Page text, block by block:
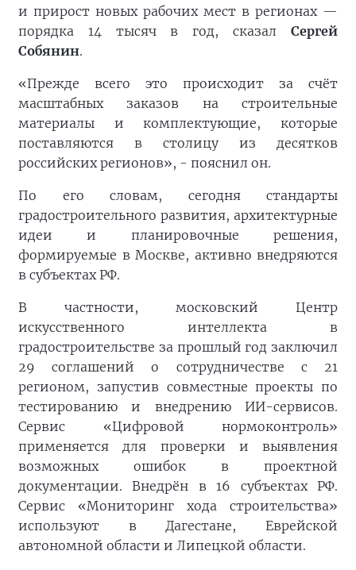
и прирост новых рабочих мест в регионах —
порядка 14 тысяч в год, сказал Сергей
Собянин.
«Прежде всего это происходит за счёт
масштабных заказов на строительные
материалы и комплектующие, которые
поставляются в столицу из десятков
российских регионов», - пояснил он.
По его словам, сегодня стандарты
градостроительного развития, архитектурные
идеи и планировочные решения,
формируемые в Москве, активно внедряются
в субъектах РФ.
В частности, московский Центр
искусственного интеллекта в
градостроительстве за прошлый год заключил
29 соглашений о сотрудничестве с 21
регионом, запустив совместные проекты по
тестированию и внедрению ИИ-сервисов.
Сервис «Цифровой нормоконтроль»
применяется для проверки и выявления
возможных ошибок в проектной
документации. Внедрён в 16 субъектах РФ.
Сервис «Мониторинг хода строительства»
используют в Дагестане, Еврейской
автономной области и Липецкой области.